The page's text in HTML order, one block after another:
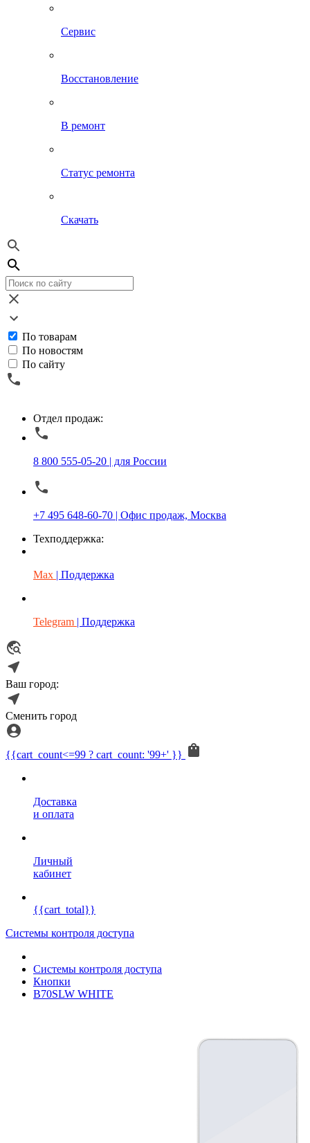
Сервис
Восстановление
В ремонт
Статус ремонта
Скачать
По товарам
По новостям
По сайту
Отдел продаж:
8 800 555-05-20 | для России
+7 495 648-60-70 | Офис продаж, Москва
Техподдержка:
Max | Поддержка
Telegram | Поддержка
Ваш город:
Сменить город
{{cart_count<=99 ? cart_count: '99+' }}
Доставка
и оплата
Личный
кабинет
{{cart_total}}
Системы контроля доступа
Системы контроля доступа
Кнопки
B70SLW WHITE